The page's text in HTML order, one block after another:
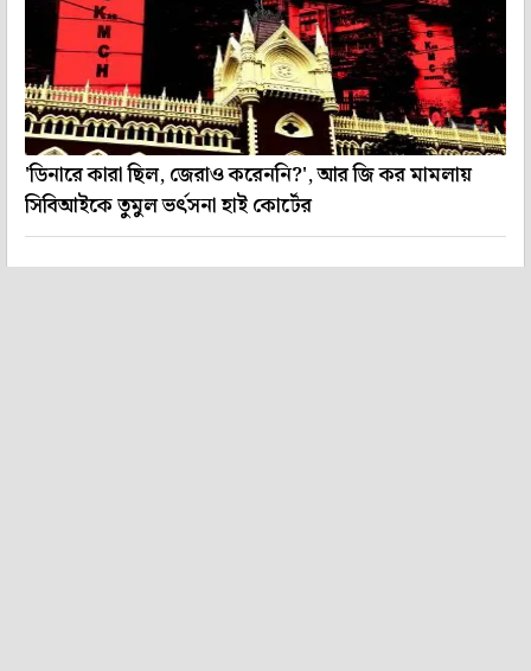
'ডিনারে কারা ছিল, জেরাও করেননি?', আর জি কর মামলায়
সিবিআইকে তুমুল ভর্ৎসনা হাই কোর্টের